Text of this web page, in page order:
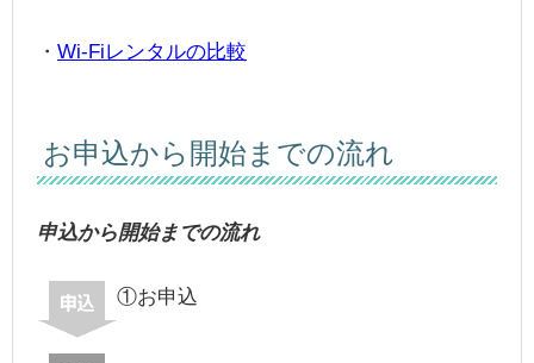
・ Wi-Fiレンタルの比較
お申込から開始までの流れ
申込から開始までの流れ
①お申込